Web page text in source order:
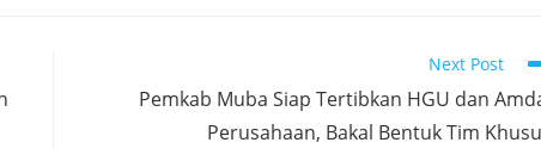
Next Post
Pemkab Muba Siap Tertibkan HGU dan
Perusahaan, Bakal Bentuk Tim